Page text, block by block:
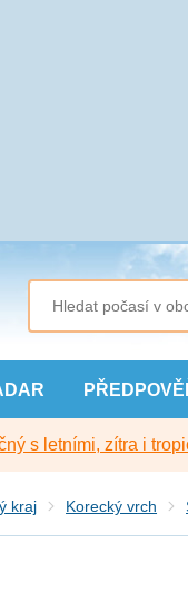
s letními, zítra i
kraj Korecký vrch